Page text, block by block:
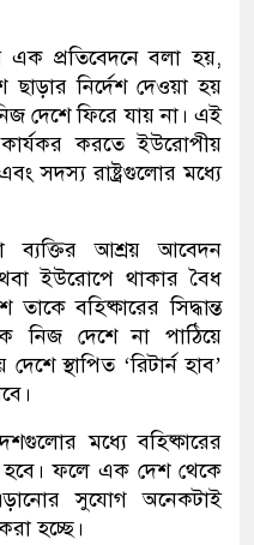
এক প্রতিবেদনে বলা হয়,
নির্দেশ দেওয়া হয়
দেশে ফিরে যায় না। এই
কার্যকর করতে ইউরোপীয়
সদস্য রাষ্ট্রগুলোর মধ্যে
ব্যক্তির আশ্রয় আবেদন
ইউরোপে থাকার বৈধ
বহিষ্কারের সিদ্ধান্ত
নিজ দেশে না পাঠিয়ে
স্থাপিত ‘রিটার্ন হাব’
মধ্যে বহিষ্কারের
হবে। ফলে এক দেশ থেকে
সুযোগ অনেকটাই
হচ্ছে।